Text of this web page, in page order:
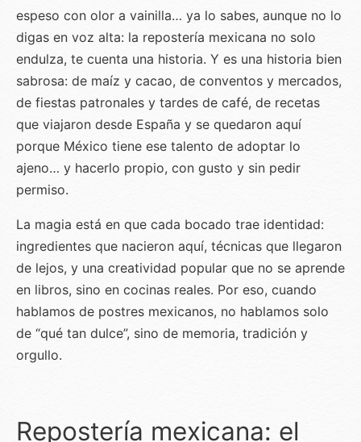
espeso con olor a vainilla… ya lo sabes, aunque no lo
digas en voz alta: la repostería mexicana no solo
endulza, te cuenta una historia. Y es una historia bien
sabrosa: de maíz y cacao, de conventos y mercados,
de fiestas patronales y tardes de café, de recetas
que viajaron desde España y se quedaron aquí
porque México tiene ese talento de adoptar lo
ajeno… y hacerlo propio, con gusto y sin pedir
permiso.
La magia está en que cada bocado trae identidad:
ingredientes que nacieron aquí, técnicas que llegaron
de lejos, y una creatividad popular que no se aprende
en libros, sino en cocinas reales. Por eso, cuando
hablamos de postres mexicanos, no hablamos solo
de “qué tan dulce”, sino de memoria, tradición y
orgullo.
Repostería mexicana: el